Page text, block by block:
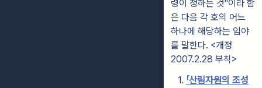
령이 정하는 것"이라 함
은 다음 각 호의 어느
하나에 해당하는 임야
를 말한다. <개정
2007.2.28 부칙>
1. 「산림자원의 조성